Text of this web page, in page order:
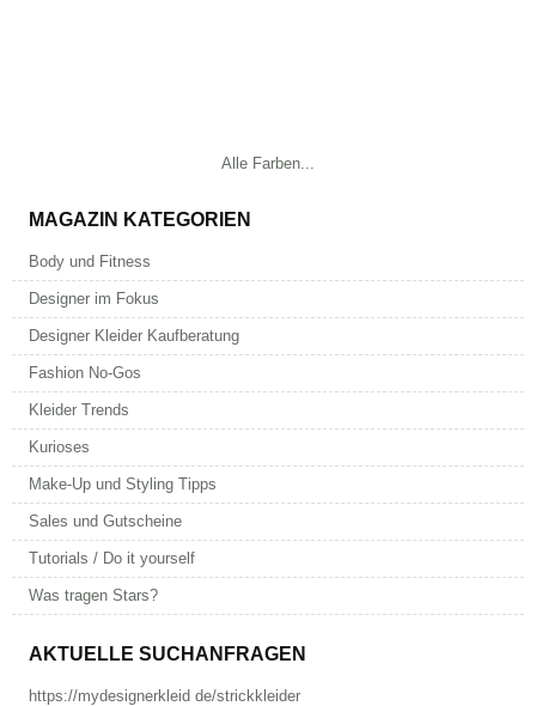
Alle Farben...
MAGAZIN KATEGORIEN
Body und Fitness
Designer im Fokus
Designer Kleider Kaufberatung
Fashion No-Gos
Kleider Trends
Kurioses
Make-Up und Styling Tipps
Sales und Gutscheine
Tutorials / Do it yourself
Was tragen Stars?
AKTUELLE SUCHANFRAGEN
https://mydesignerkleid de/strickkleider